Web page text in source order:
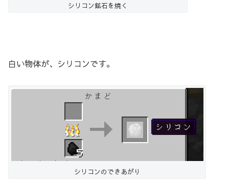
シリコン鉱石を焼く
白い物体が、シリコンです。
シリコンのできあがり